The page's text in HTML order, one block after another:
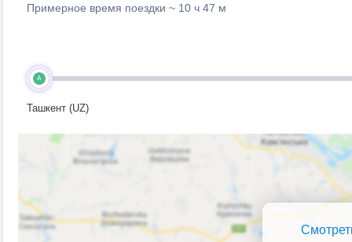
Примерное время поездки ~ 10 ч 47 м
A
Ташкент (UZ)